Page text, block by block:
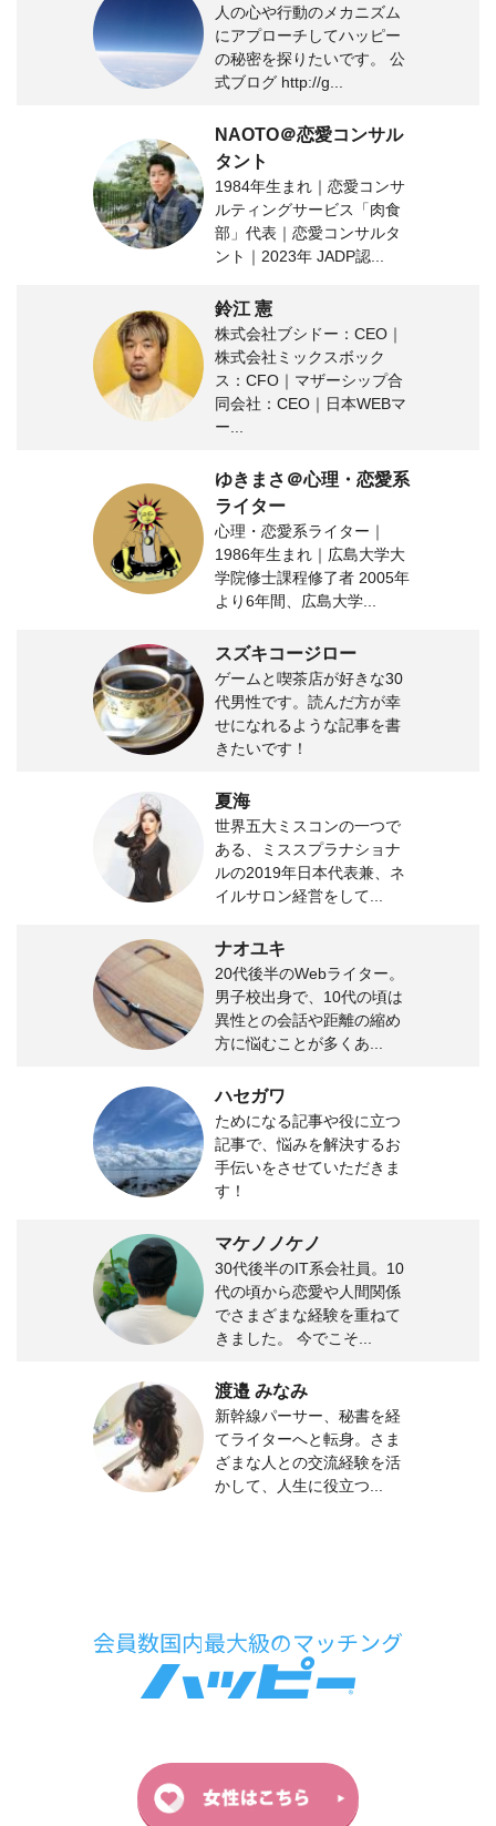
人の心や行動のメカニズム
にアプローチしてハッピー
の秘密を探りたいです。 公
式ブログ http://g...
NAOTO＠恋愛コンサル
タント
1984年生まれ｜恋愛コンサ
ルティングサービス「肉食
部」代表｜恋愛コンサルタ
ント｜2023年 JADP認...
鈴江 憲
株式会社ブシドー：CEO｜
株式会社ミックスボック
ス：CFO｜マザーシップ合
同会社：CEO｜日本WEBマ
ー...
ゆきまさ＠心理・恋愛系
ライター
心理・恋愛系ライター｜
1986年生まれ｜広島大学大
学院修士課程修了者 2005年
より6年間、広島大学...
スズキコージロー
ゲームと喫茶店が好きな30
代男性です。読んだ方が幸
せになれるような記事を書
きたいです！
夏海
世界五大ミスコンの一つで
ある、ミススプラナショナ
ルの2019年日本代表兼、ネ
イルサロン経営をして...
ナオユキ
20代後半のWebライター。
男子校出身で、10代の頃は
異性との会話や距離の縮め
方に悩むことが多くあ...
ハセガワ
ためになる記事や役に立つ
記事で、悩みを解決するお
手伝いをさせていただきま
す！
マケノノケノ
30代後半のIT系会社員。10
代の頃から恋愛や人間関係
でさまざまな経験を重ねて
きました。 今でこそ...
渡邉 みなみ
新幹線パーサー、秘書を経
てライターへと転身。さま
ざまな人との交流経験を活
かして、人生に役立つ...